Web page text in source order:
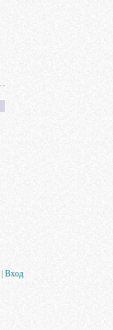
Вход